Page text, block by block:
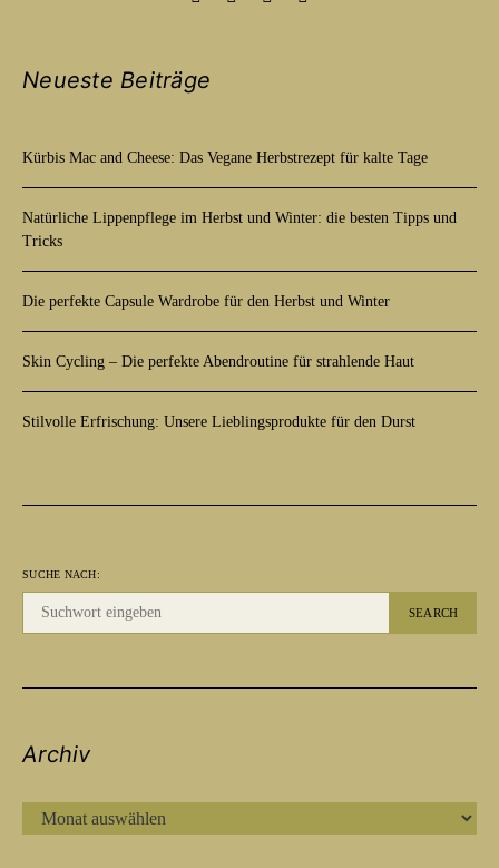
Neueste Beiträge
Kürbis Mac and Cheese: Das Vegane Herbstrezept für kalte Tage
Natürliche Lippenpflege im Herbst und Winter: die besten Tipps und
Tricks
Die perfekte Capsule Wardrobe für den Herbst und Winter
Skin Cycling – Die perfekte Abendroutine für strahlende Haut
Stilvolle Erfrischung: Unsere Lieblingsprodukte für den Durst
SUCHE NACH:
SEARCH
Archiv